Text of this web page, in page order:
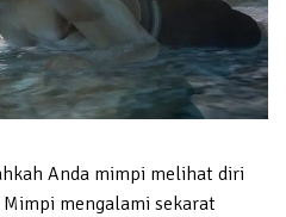
Anda mimpi melihat diri
mengalami sekarat